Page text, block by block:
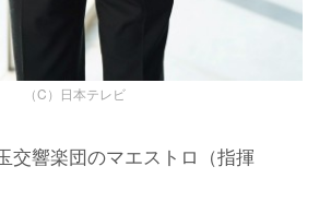
（C）日本テレビ
交響楽団のマエストロ（指揮